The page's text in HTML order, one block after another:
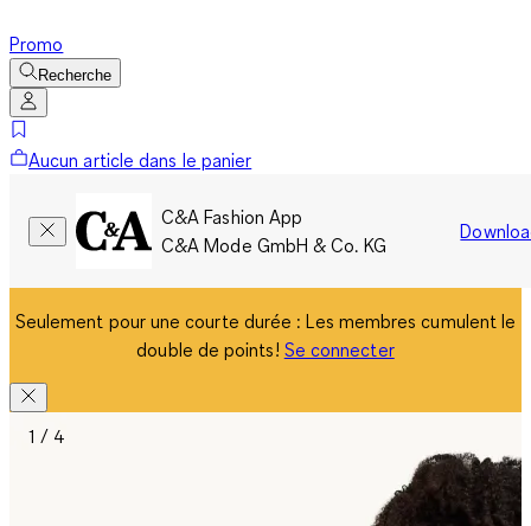
Promo
Recherche
Aucun article dans le panier
C&A Fashion App
C&A Mode GmbH & Co. KG
Seulement pour une courte durée : Les membres cumulent le
double de points! Se connecter
1 / 4